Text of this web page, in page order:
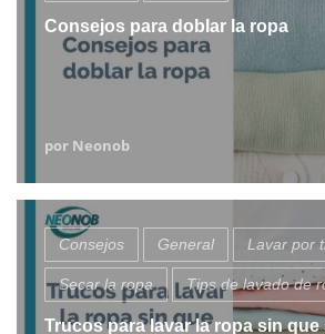
Consejos para doblar la ropa
por Neonob
Consejos General Lavar por
Secar la ropa Tips de lavado de
Trucos para lavar la ropa sin que